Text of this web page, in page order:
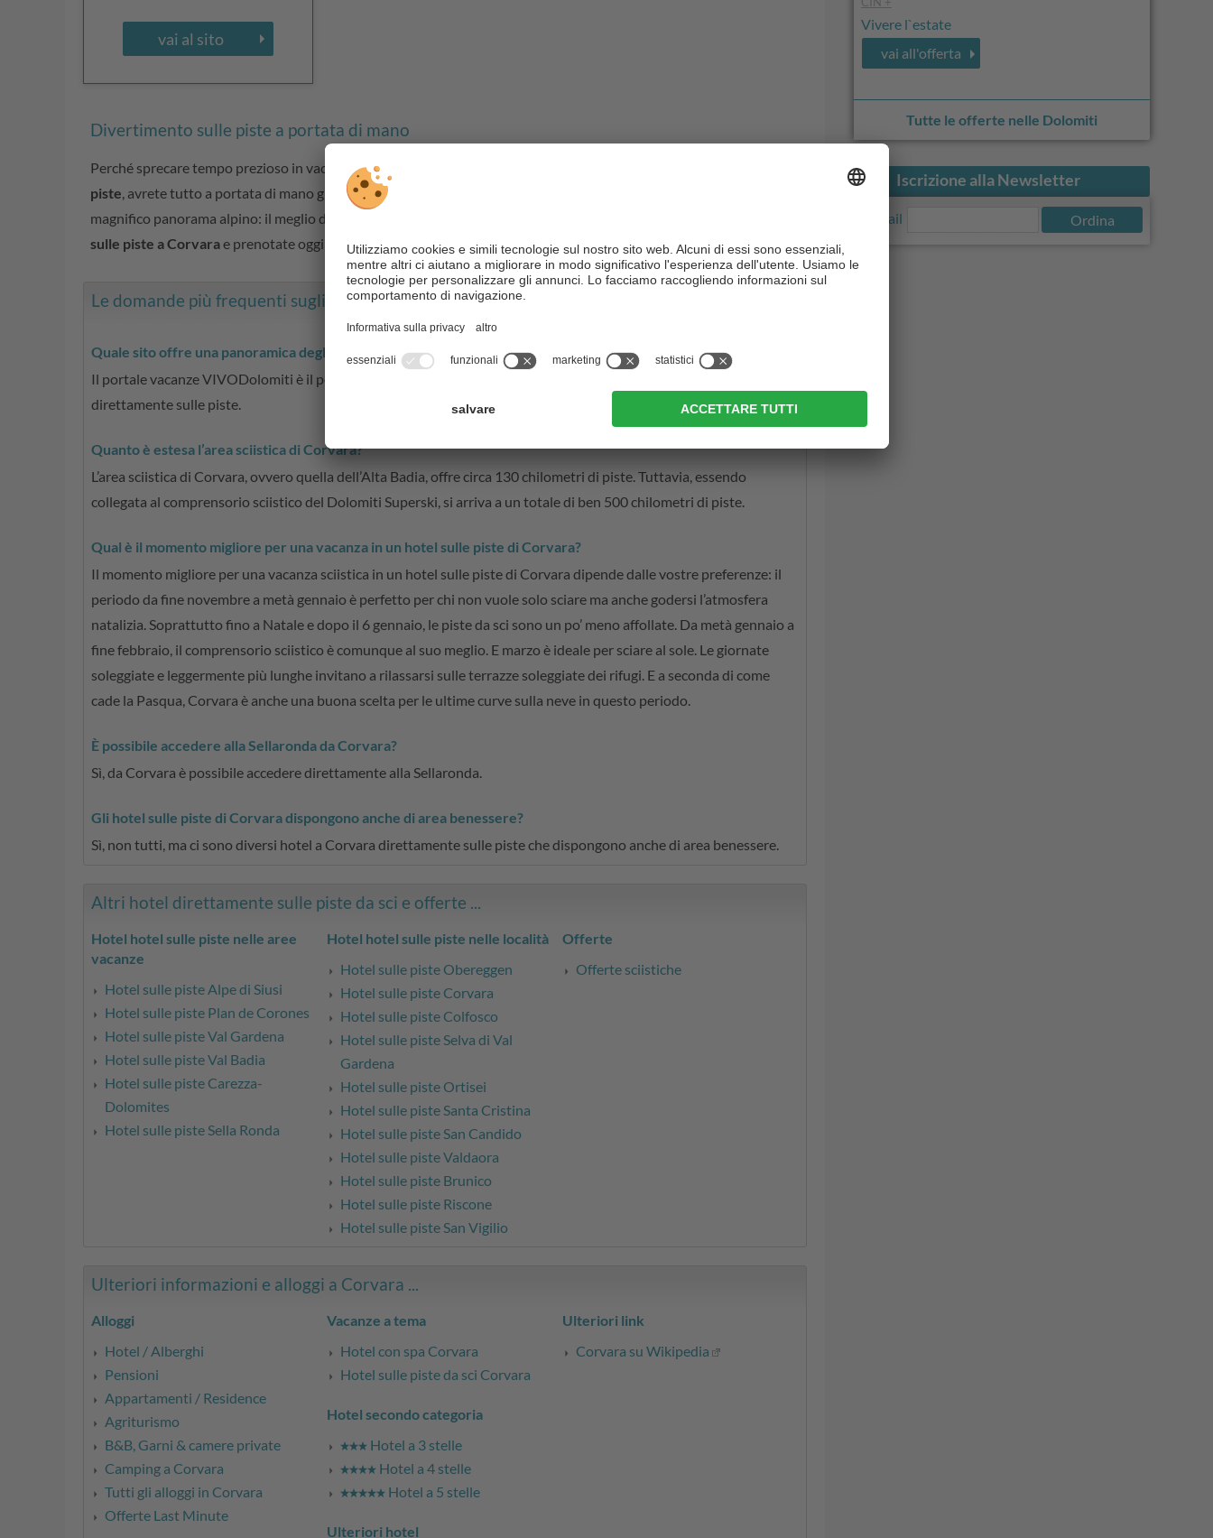
vai al sito
Divertimento sulle piste a portata di mano
Perché sprecare tempo prezioso in vacanza con trasferimenti inutili? Nei nostri
piste, avrete tutto a portata di mano già dal mattino. Neve polverosa, piste perfettamente preparate, sole e un
magnifico panorama alpino: il meglio dell’inverno è appena fuori dalla vostra porta. Date un’occhiata ai nostri
sulle piste a Corvarae prenotate oggi stesso.
Le domande più frequenti sugli hotel sulle piste a Corvara
Quale sito offre una panoramica degli hotel a Corvara direttamente sulle piste?
Il portale vacanze VIVODolomiti è il posto giusto. Qui troverete anche una lista di hotel a Corvara situati
direttamente sulle piste.
Quanto è estesa l’area sciistica di Corvara?
L’area sciistica di Corvara, ovvero quella dell’Alta Badia, offre circa 130 chilometri di piste. Tuttavia, essendo
collegata al comprensorio sciistico del Dolomiti Superski, si arriva a un totale di ben 500 chilometri di piste.
Qual è il momento migliore per una vacanza in un hotel sulle piste di Corvara?
Il momento migliore per una vacanza sciistica in un hotel sulle piste di Corvara dipende dalle vostre preferenze: il
periodo da fine novembre a metà gennaio è perfetto per chi non vuole solo sciare ma anche godersi l’atmosfera
natalizia. Soprattutto fino a Natale e dopo il 6 gennaio, le piste da sci sono un po’ meno affollate. Da metà gennaio a
fine febbraio, il comprensorio sciistico è comunque al suo meglio. E marzo è ideale per sciare al sole. Le giornate
soleggiate e leggermente più lunghe invitano a rilassarsi sulle terrazze soleggiate dei rifugi. E a seconda di come
cade la Pasqua, Corvara è anche una buona scelta per le ultime curve sulla neve in questo periodo.
È possibile accedere alla Sellaronda da Corvara?
Sì, da Corvara è possibile accedere direttamente alla Sellaronda.
Gli hotel sulle piste di Corvara dispongono anche di area benessere?
Sì, non tutti, ma ci sono diversi hotel a Corvara direttamente sulle piste che dispongono anche di area benessere.
Altri hotel direttamente sulle piste da sci e offerte ...
Hotel hotel sulle piste nelle aree
vacanze
Hotel sulle piste Alpe di Siusi
Hotel sulle piste Plan de Corones
Hotel sulle piste Val Gardena
Hotel sulle piste Val Badia
Hotel sulle piste Carezza-
Dolomites
Hotel sulle piste Sella Ronda
Hotel hotel sulle piste nelle località
Hotel sulle piste Obereggen
Hotel sulle piste Corvara
Hotel sulle piste Colfosco
Hotel sulle piste Selva di Val
Gardena
Hotel sulle piste Ortisei
Hotel sulle piste Santa Cristina
Hotel sulle piste San Candido
Hotel sulle piste Valdaora
Hotel sulle piste Brunico
Hotel sulle piste Riscone
Hotel sulle piste San Vigilio
Offerte
Offerte sciistiche
Ulteriori informazioni e alloggi a Corvara ...
Alloggi
Hotel / Alberghi
Pensioni
Appartamenti / Residence
Agriturismo
B&B, Garni & camere private
Camping a Corvara
Tutti gli alloggi in Corvara
Offerte Last Minute
Vacanze a tema
Hotel con spa Corvara
Hotel sulle piste da sci Corvara
Hotel secondo categoria
Hotel a 3 stelle
Hotel a 4 stelle
Hotel a 5 stelle
Ulteriori hotel
Ulteriori link
Corvara su Wikipedia
Vivere l`estate
vai all'offerta
Tutte le offerte nelle Dolomiti
Iscrizione alla Newsletter
E-Mail